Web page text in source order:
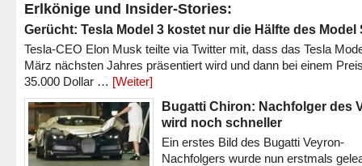
Erlkönige und Insider-Stories:
Gerücht: Tesla Model 3 kostet nur die Hälfte des Model
Tesla-CEO Elon Musk teilte via Twitter mit, dass das Tesla
März nächsten Jahres präsentiert wird und dann bei einem
35.000 Dollar … [Weiter]
Bugatti Chiron: Nachfolger des
wird noch schneller
Ein erstes Bild des Bugatti Veyron-
Nachfolgers wurde nun erstmals